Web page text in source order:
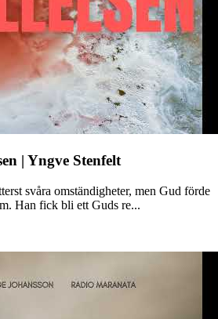
| Yngve Stenfelt
svåra omständigheter, men Gud förde
Han fick bli ett Guds re...